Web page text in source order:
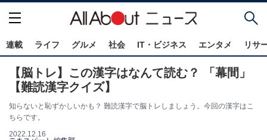
連載 ライフ グルメ 社会 IT・ビジネス エンタメ リサ
【脳トレ】この漢字はなんて読む？ 「幕間」
【難読漢字クイズ】
知らないと恥ずかしいかも？ 難読漢字で脳トレしましょう。今回の漢字はこ
ちらです。
2022.12.16